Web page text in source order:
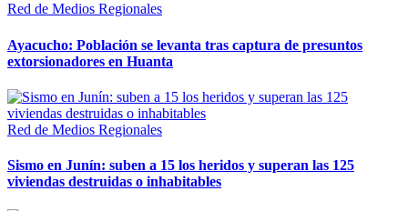
Red de Medios Regionales
Ayacucho: Población se levanta tras captura de presuntos
extorsionadores en Huanta
Red de Medios Regionales
Sismo en Junín: suben a 15 los heridos y superan las 125
viviendas destruidas o inhabitables